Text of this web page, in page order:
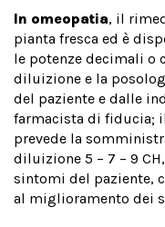
In omeopatia, il
pianta fresca ed è
le potenze decimali o
diluizione e la
del paziente e dalle
farmacista di fiducia;
prevede la
diluizione 5 – 7 – 9
sintomi del paziente,
al miglioramento dei